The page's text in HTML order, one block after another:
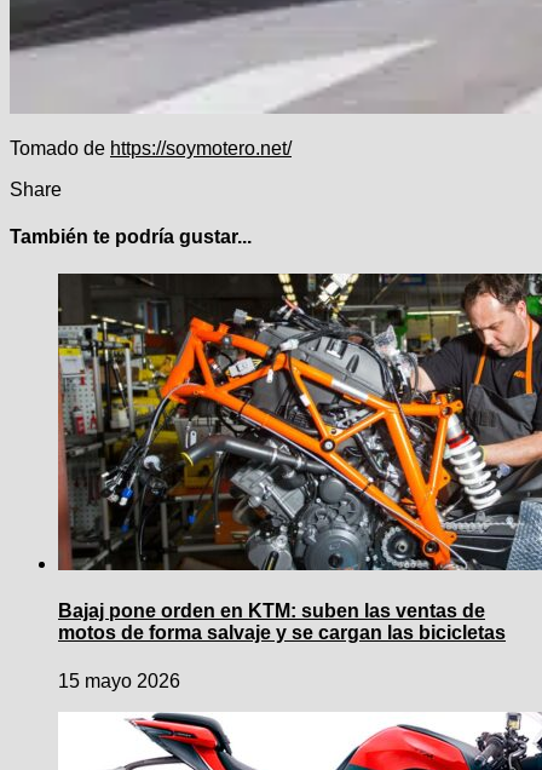
Tomado de https://soymotero.net/
Share
También te podría gustar...
Bajaj pone orden en KTM: suben las ventas de
motos de forma salvaje y se cargan las bicicletas
15 mayo 2026